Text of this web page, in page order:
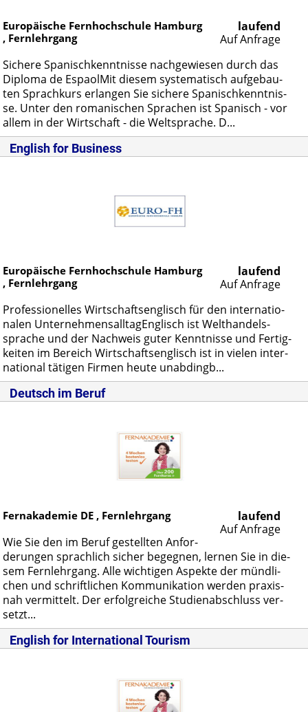
laufend
Auf Anfrage
Europäische Fernhochschule Hamburg
, Fernlehrgang
Si­che­re Spa­nisch­kennt­nis­se nach­ge­wie­sen durch das
Di­plo­ma de Es­paol­Mit die­sem sys­te­ma­tisch auf­ge­bau­
ten Sprach­kurs er­lan­gen Sie si­che­re Spa­nisch­kennt­nis­
se. Un­ter den ro­ma­ni­schen Spra­chen ist Spa­nisch - vor
al­lem in der Wirt­schaft - die Welt­spra­che. D...
English for Business
laufend
Auf Anfrage
Europäische Fernhochschule Hamburg
, Fernlehrgang
Pro­fes­sio­nel­les Wirt­schafts­eng­lisch für den in­ter­na­tio­
na­len Un­ter­neh­mens­all­ta­gEng­lisch ist Welt­han­dels­
spra­che und der Nach­weis gu­ter Kennt­nis­se und Fer­tig­
kei­ten im Be­reich Wirt­schafts­eng­lisch ist in vie­len in­ter­
na­tio­nal tä­ti­gen Fir­men heu­te un­ab­dingb...
Deutsch im Beruf
laufend
Auf Anfrage
Fernakademie DE , Fernlehrgang
Wie Sie den im Be­ruf ge­stell­ten An­for­
de­run­gen sprach­lich si­cher be­geg­nen, ler­nen Sie in die­
sem Fern­lehr­gang. Al­le wich­ti­gen As­pek­te der münd­li­
chen und schrift­li­chen Kom­mu­ni­ka­ti­on wer­den pra­xis­
nah ver­mit­telt. Der er­folg­rei­che Stu­di­en­ab­schluss ver­
setzt...
English for International Tourism